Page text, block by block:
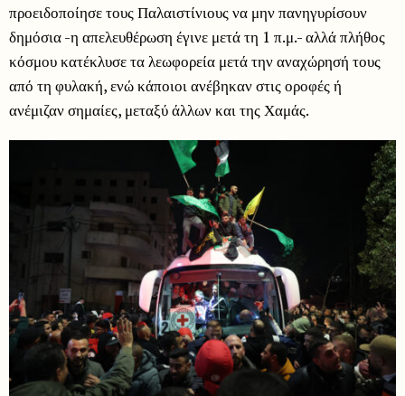
προειδοποίησε τους Παλαιστίνιους να μην πανηγυρίσουν
δημόσια -η απελευθέρωση έγινε μετά τη 1 π.μ.- αλλά πλήθος
κόσμου κατέκλυσε τα λεωφορεία μετά την αναχώρησή τους
από τη φυλακή, ενώ κάποιοι ανέβηκαν στις οροφές ή
ανέμιζαν σημαίες, μεταξύ άλλων και της Χαμάς.